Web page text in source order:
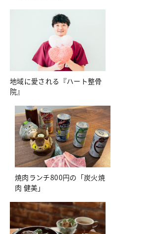
地域に愛される『ハート整骨
院』
焼肉ランチ800円の「炭火焼
肉 健美」